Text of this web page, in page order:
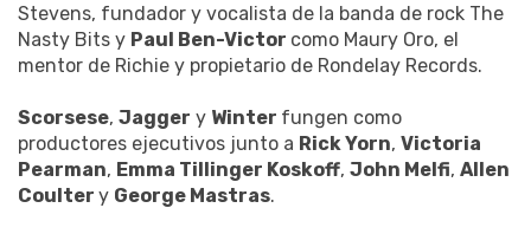
Stevens, fundador y vocalista de la banda de rock The
Nasty Bits y Paul Ben-Victor como Maury Oro, el
mentor de Richie y propietario de Rondelay Records.
Scorsese, Jagger y Winter fungen como
productores ejecutivos junto a Rick Yorn, Victoria
Pearman, Emma Tillinger Koskoff, John Melfi, Allen
Coulter y George Mastras.